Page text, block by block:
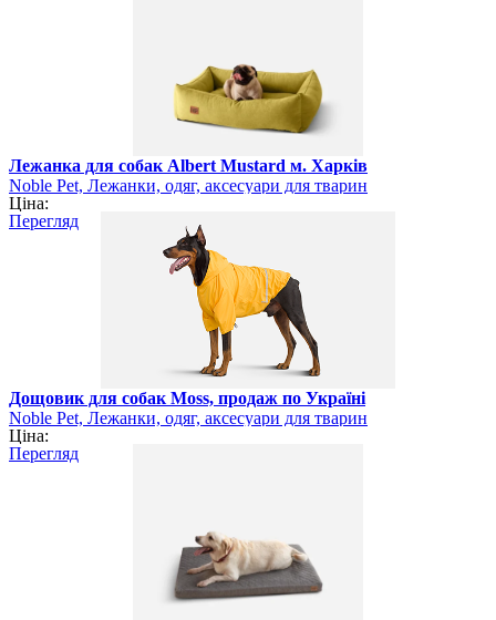
Лежанка для собак Albert Mustard м. Харків
Noble Pet, Лежанки, одяг, аксесуари для тварин
Ціна:
Перегляд
Дощовик для собак Moss, продаж по Україні
Noble Pet, Лежанки, одяг, аксесуари для тварин
Ціна:
Перегляд